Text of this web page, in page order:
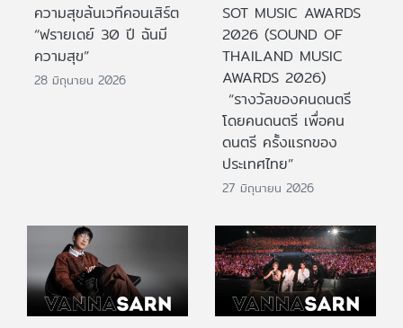
ความสุขล้นเวทีคอนเสิร์ต
“ฟรายเดย์ 30 ปี ฉันมี
ความสุข”
28 มิถุนายน 2026
SOT MUSIC AWARDS
2026 (SOUND OF
THAILAND MUSIC
AWARDS 2026)
“รางวัลของคนดนตรี
โดยคนดนตรี เพื่อคน
ดนตรี ครั้งแรกของ
ประเทศไทย”
27 มิถุนายน 2026